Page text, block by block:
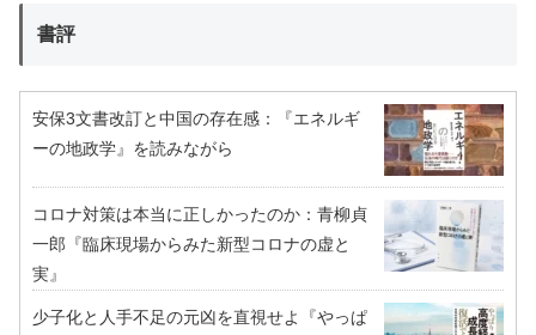
書評
安保3文書改訂と中国の存在感：『エネルギ
ーの地政学』を読みながら
コロナ対策は本当に正しかったのか：青柳貞
一郎『臨床現場からみた新型コロナの虚と
実』
少子化と人手不足の元凶を直視せよ『やっぱ